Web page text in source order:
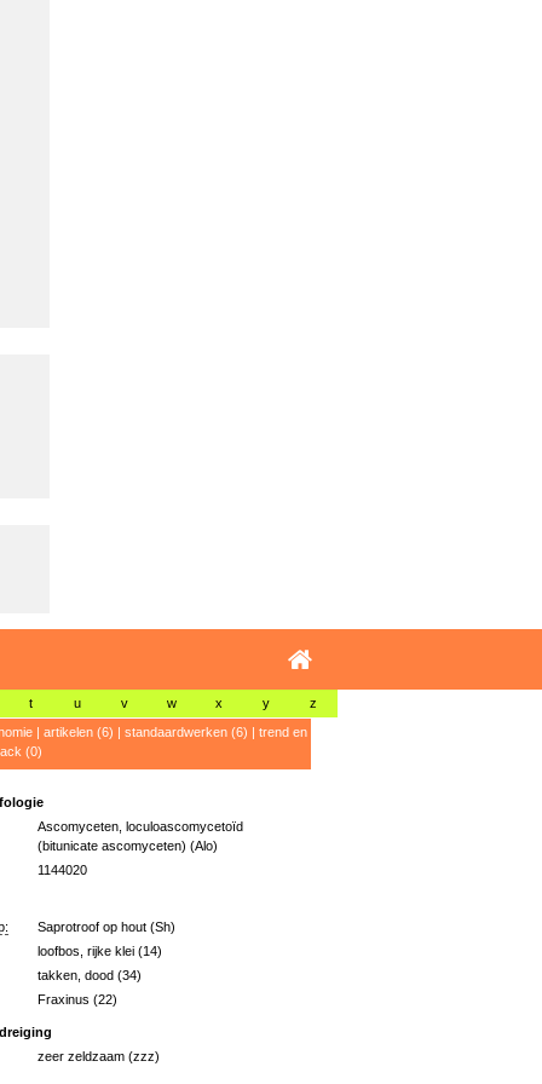
t u v w x y z
| artikelen (6) | standaardwerken (6) | trend en
(0)
Ascomyceten, loculoascomycetoïd
(bitunicate ascomyceten) (Alo)
1144020
Saprotroof op hout (Sh)
loofbos, rijke klei (14)
takken, dood (34)
Fraxinus (22)
zeer zeldzaam (zzz)